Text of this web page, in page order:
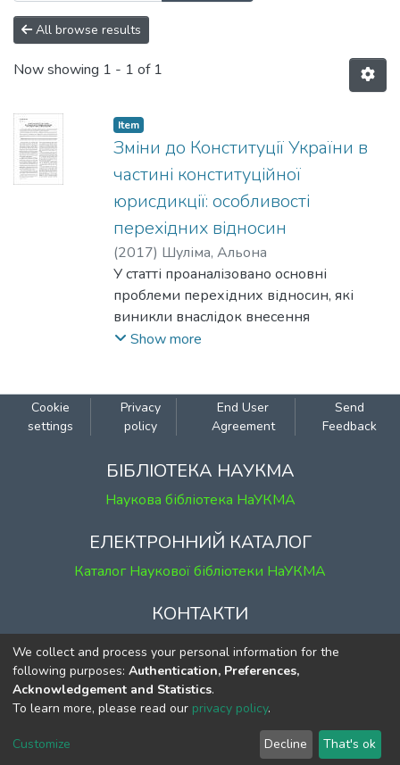
All browse results
Now showing 1 - 1 of 1
Item
Зміни до Конституції України в
частині конституційної
юрисдикції: особливості
перехідних відносин
(2017) Шуліма, Альона
У статті проаналізовано основні
проблеми перехідних відносин, які
виникли внаслідок внесення
змін до Конституції України в частині
проблемам, а також запропоновано
інструменти їх вирішення.
необхідність системного аналізу
змін до Основного Закону України (як і
законодавства в цілому) та їх
урегулювання за допомогою
спеціальних темпоральних норм.
вирішенню яких
мали б сприяти перехідні положення:
належне запровадження нової моделі
правового регулювання та поступовий
перехід до такої моделі суб’єктів, які
Show more
Cookie
settings
Privacy
policy
End User
Agreement
Send
Feedback
БІБЛІОТЕКА НАУКМА
Наукова бібліотека НаУКМА
ЕЛЕКТРОННИЙ КАТАЛОГ
Каталог Наукової бібліотеки НаУКМА
КОНТАКТИ
м. Київ, вул. Григорія Сковороди, 2
к. 1, к. 120
тел. (044) 463-69-31
ekmair@ukma.edu.ua
We collect and process your personal information for the
following purposes: Authentication, Preferences,
Acknowledgement and Statistics.
To learn more, please read our privacy policy.
Customize Decline That's ok